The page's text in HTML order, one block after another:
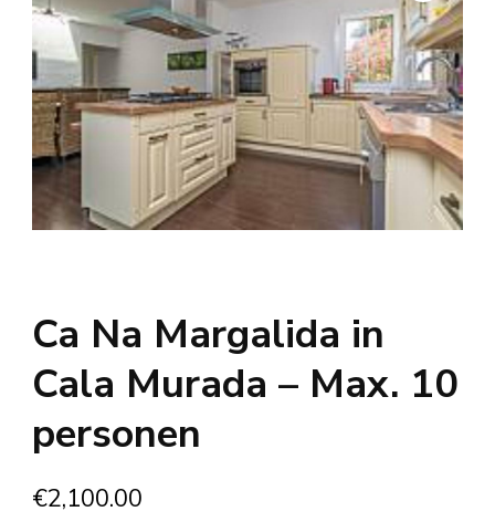
Ca Na Margalida in
Cala Murada – Max. 10
personen
€2,100.00